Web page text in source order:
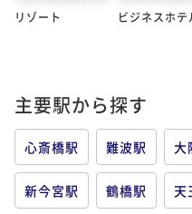
リゾート ビジネスホテ
主要駅から探す
心斎橋駅 難波駅 大
新今宮駅 鶴橋駅 天